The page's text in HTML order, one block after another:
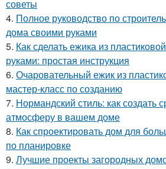
советы
4. Полное руководство по
дома своими руками
5. Как сделать ежика из
руками: простая инструкция
6. Очаровательный ежик из
мастер-класс по созданию
7. Нормандский стиль: как создать
атмосферу в вашем доме
8. Как спроектировать дом для
по планировке
9. Лучшие проекты загородных